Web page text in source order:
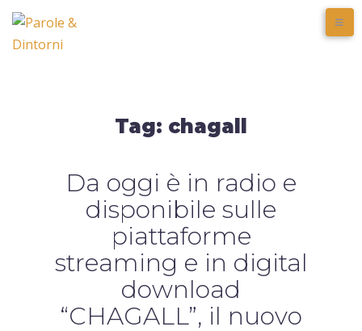
Tag: chagall
Da oggi è in radio e
disponibile sulle
piattaforme
streaming e in digital
download
“CHAGALL”, il nuovo